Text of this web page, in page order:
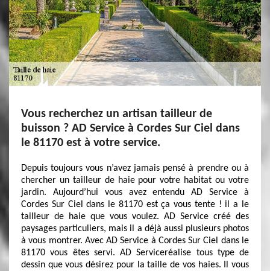
Vous recherchez un artisan tailleur de
buisson ? AD Service à Cordes Sur Ciel dans
le 81170 est à votre service.
Depuis toujours vous n’avez jamais pensé à prendre ou à
chercher un tailleur de haie pour votre habitat ou votre
jardin. Aujourd’hui vous avez entendu AD Service à
Cordes Sur Ciel dans le 81170 est ça vous tente ! il a le
tailleur de haie que vous voulez. AD Service créé des
paysages particuliers, mais il a déjà aussi plusieurs photos
à vous montrer. Avec AD Service à Cordes Sur Ciel dans le
81170 vous êtes servi. AD Serviceréalise tous type de
dessin que vous désirez pour la taille de vos haies. Il vous